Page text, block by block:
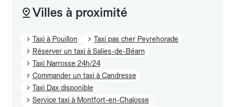
Villes à proximité
Taxi à Pouillon
Taxi pas cher Peyrehorade
Réserver un taxi à Salies-de-Béarn
Taxi Narrosse 24h/24
Commander un taxi à Candresse
Taxi Dax disponible
Service taxi à Montfort-en-Chalosse